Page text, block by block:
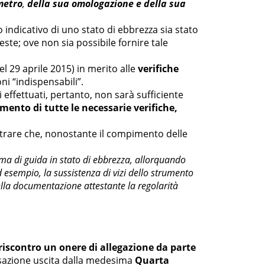
, della sua omologazione e della sua
di uno stato di ebbrezza sia stato
ove non sia possibile fornire tale
29 aprile 2015) in merito alleverifiche
“indispensabili”.
pertanto, non sarà sufficiente
di tutte le necessarie verifiche,
che, nonostante il compimento delle
di guida in stato di ebbrezza, allorquando
la sussistenza di vizi dello strumento
documentazione attestante la regolarità
un onere di allegazione da parte
uscita dalla medesima Quarta